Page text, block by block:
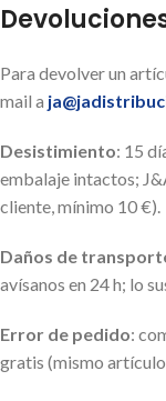
Para devolver un
mail a
Desistimiento: 15
embalaje intactos;
cliente, mínimo 10 €).
Daños de
avísanos en 24 h; lo
Error de pedido:
gratis (mismo